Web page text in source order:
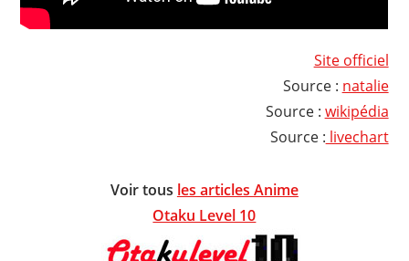
Site officiel
Source : natalie
Source : wikipédia
Source : livechart
Voir tous les articles Anime
Otaku Level 10